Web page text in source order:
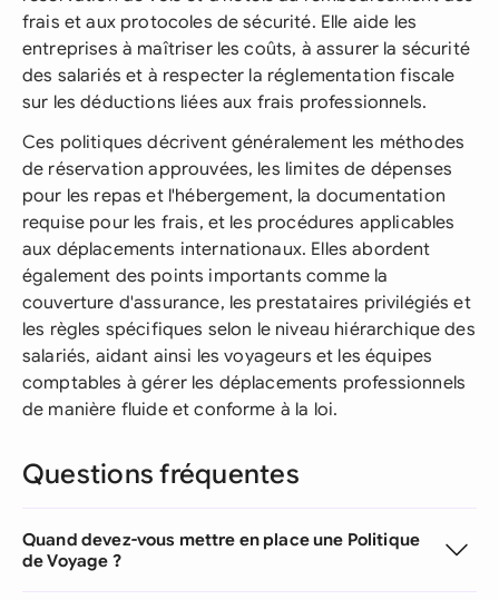
frais et aux protocoles de sécurité. Elle aide les
entreprises à maîtriser les coûts, à assurer la sécurité
des salariés et à respecter la réglementation fiscale
sur les déductions liées aux frais professionnels.
Ces politiques décrivent généralement les méthodes
de réservation approuvées, les limites de dépenses
pour les repas et l'hébergement, la documentation
requise pour les frais, et les procédures applicables
aux déplacements internationaux. Elles abordent
également des points importants comme la
couverture d'assurance, les prestataires privilégiés et
les règles spécifiques selon le niveau hiérarchique des
salariés, aidant ainsi les voyageurs et les équipes
comptables à gérer les déplacements professionnels
de manière fluide et conforme à la loi.
Questions fréquentes
Quand devez-vous mettre en place une Politique
de Voyage ?